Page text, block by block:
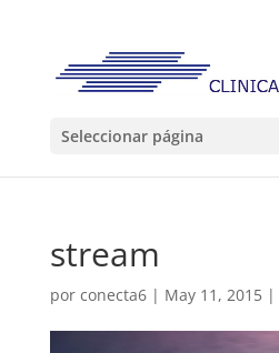
Seleccionar página
stream
por conecta6| May 11, 2015|